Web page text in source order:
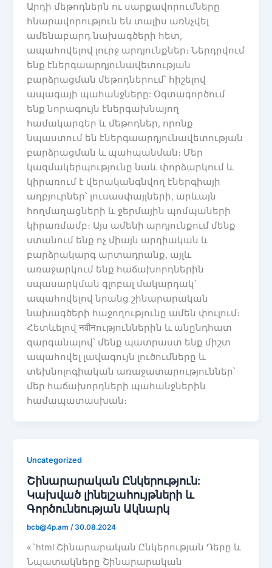
Արդի մեթոդներն ու սարքավորումները
հնարավորություն են տալիս առնչվել
ամենաբարդ նախագծերի հետ,
ապահովելով լուրջ արդյունքներ։ Ներդրվում
ենք էներգաարդյունավետության
բարձրացման մեթոդներում՝ հիշելով
ապագայի պահանջները: Օգտագործում
ենք նորագույն էներգախնայող
համակարգեր և մեթոդներ, որոնք
նպաստում են էներգաարդյունավետության
բարձրացման և պահպանման։ Մեր
կազմակերպությունը նաև փորձարկում և
կիրառում է վերականգնվող էներգիայի
աղբյուրներ՝ լուսասփայլների, արևայն
հողմաղացների և ջերմային պոմպաների
կիրառմամբ։ Այս ամենի արդյունքում մենք
ստանում ենք ոչ միայն արդիական և
բարձրակարգ արտադրանք, այլև
առաջարկում ենք հաճախորդներին
սպասարկման գլոբալ մակարդակ՝
ապահովելով նրանց շինարարական
նախագծերի հաջողությունը ամեն փուլում։
Հետևելով नवीनություններին և անընդհատ
զարգանալով՝ մենք պատրաստ ենք միշտ
ապահովել լավագույն լուծումները և
տեխնոլոգիական առաջատարություններ՝
մեր հաճախորդների պահանջներին
համապատասխան։
Uncategorized
Շինարարական Ընկերություն:
Կախված լինելշահույթների և
Գործունեության Ակնարկ
bcb@4p.am/30.08.2024
«`html Շինարարական Ընկերության Դերը և
Նպատակները Շինարարական